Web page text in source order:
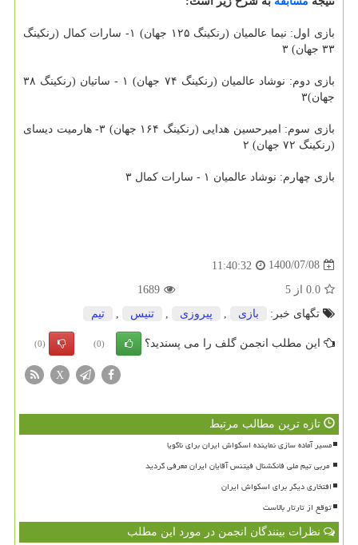
بازی اول: نیما عالمیان (رنکینگ ۱۲۵ جهان) ۱- سارات کمال (رنکینگ
۳۳ جهان) ۳
بازی دوم: نوشاد عالمیان (رنکینگ ۷۴ جهان) ۱ - ساتیان (رنکینگ ۳۸
جهان)۳
بازی سوم: امیرحسین هدایی (رنکینگ ۱۶۴ جهان) ۳- هارمیت دیسای
(رنکینگ ۷۲ جهان) ۲
بازی چهارم: نوشاد عالمیان ۱ - سارات کمال ۳
1400/07/08
11:40:32
0.0 از 5
1689
تگهای خبر:
بازی پیروزی تنیس تیم
این مطلب انجمن گلف را می پسندید؟ (0)
(0)
X
تازه ترین مطالب مرتبط
مسیر آماده سازی نماینده اسکواش ایران برای ناگویا
افتخاری دیگر برای اسکواش ایران
توقع از تارتار بالاست
نظرات بینندگان انجمن در مورد این مطلب